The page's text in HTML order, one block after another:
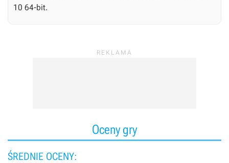
10 64-bit.
Oceny gry
ŚREDNIE OCENY: